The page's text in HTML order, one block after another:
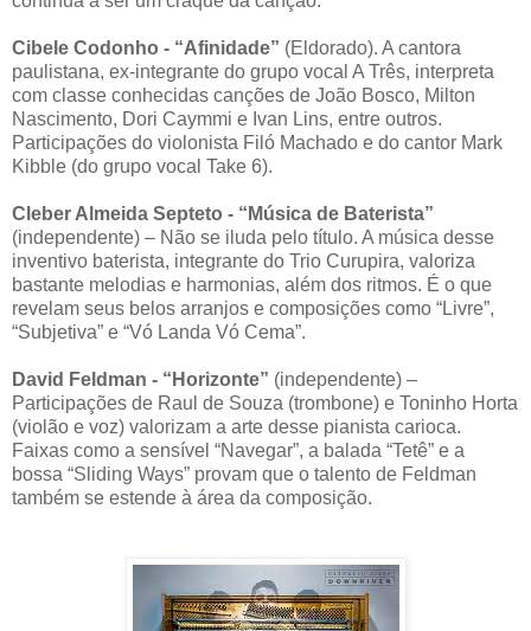
Cibele Codonho - “Afinidade” (Eldorado). A cantora
paulistana, ex-integrante do grupo vocal A Três, interpreta
com classe conhecidas canções de João Bosco, Milton
Nascimento, Dori Caymmi e Ivan Lins, entre outros.
Participações do violonista Filó Machado e do cantor Mark
Kibble (do grupo vocal Take 6).
Cleber Almeida Septeto - “Música de Baterista”
(independente) – Não se iluda pelo título. A música desse
inventivo baterista, integrante do Trio Curupira, valoriza
bastante melodias e harmonias, além dos ritmos. É o que
revelam seus belos arranjos e composições como “Livre”,
“Subjetiva” e “Vó Landa Vó Cema”.
David Feldman - “Horizonte” (independente) –
Participações de Raul de Souza (trombone) e Toninho Horta
(violão e voz) valorizam a arte desse pianista carioca.
Faixas como a sensível “Navegar”, a balada “Tetê” e a
bossa “Sliding Ways” provam que o talento de Feldman
também se estende à área da composição.